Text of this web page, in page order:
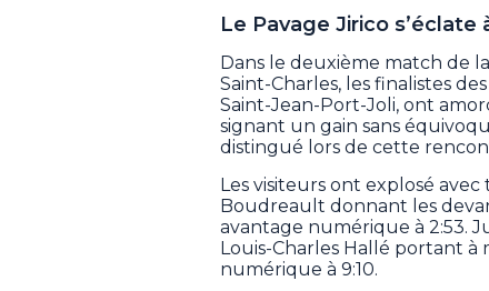
Le Pavage Jirico s’éclate
Dans le deuxième match de
Saint-Charles, les finalistes
Saint-Jean-Port-Joli, ont
signant un gain sans
distingué lors de cette
Les visiteurs ont explosé
Boudreault donnant les
avantage numérique à 2:53.
Louis-Charles Hallé portant
numérique à 9:10.